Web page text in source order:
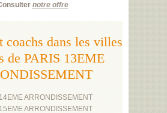
notre offre
coachs dans les villes
de PARIS 13EME
ARRONDISSEMENT
ARRONDISSEMENT